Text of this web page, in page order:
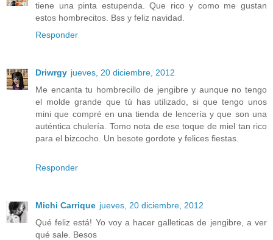
tiene una pinta estupenda. Que rico y como me gustan
estos hombrecitos. Bss y feliz navidad.
Responder
Driwrgy jueves, 20 diciembre, 2012
Me encanta tu hombrecillo de jengibre y aunque no tengo
el molde grande que tú has utilizado, si que tengo unos
mini que compré en una tienda de lencería y que son una
auténtica chulería. Tomo nota de ese toque de miel tan rico
para el bizcocho. Un besote gordote y felices fiestas.
Responder
Michi Carrique jueves, 20 diciembre, 2012
Qué feliz está! Yo voy a hacer galleticas de jengibre, a ver
qué sale. Besos